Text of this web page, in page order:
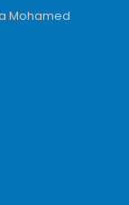
Mohamed